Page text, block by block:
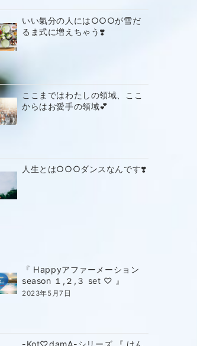
いい氣分の人には○○○が雪だ
るま式に増えちゃう❣️
ここまではわたしの領域、ここ
からはお愛手の領域💕
人生とは○○○ダンスなんです❣️
『 Happyアファーメーション
season １,２,３ set ♡ 』
2023年5月7日
-Kot♡damA-シリーズ 『 けん